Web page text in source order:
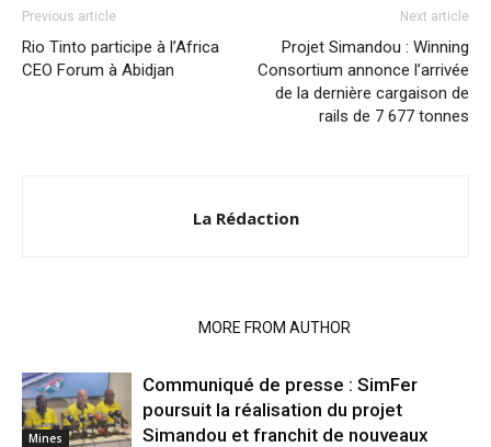
Previous article
Rio Tinto participe à l’Africa
CEO Forum à Abidjan
Next article
Projet Simandou : Winning
Consortium annonce l’arrivée
de la dernière cargaison de
rails de 7 677 tonnes
La Rédaction
MORE FROM AUTHOR
Mines
Communiqué de presse : SimFer
poursuit la réalisation du projet
Simandou et franchit de nouveaux